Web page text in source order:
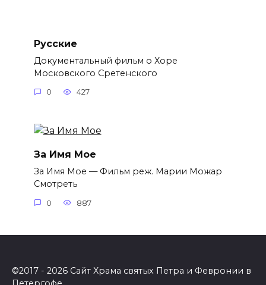
Русские
Документальный фильм о Хоре
Московского Сретенского
0 427
За Имя Мое
За Имя Мое — Фильм реж. Марии Можар
Смотреть
0 887
©2017 - 2026 Сайт Храма святых Петра и Февронии в